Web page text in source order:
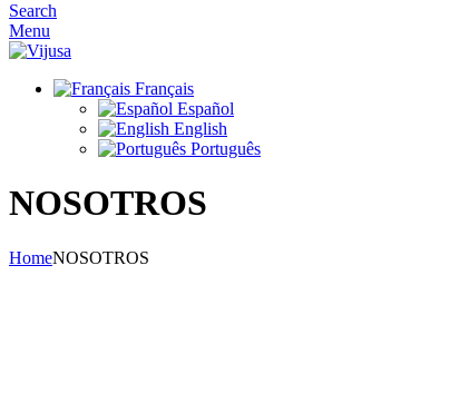
Search
Menu
Français
Español
English
Português
NOSOTROS
HomeNOSOTROS